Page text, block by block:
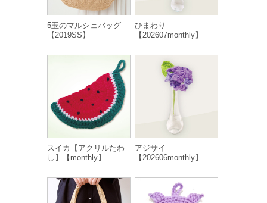
5玉のマルシェバッグ
【2019SS】
ひまわり
【202607monthly】
スイカ【アクリルたわ
し】【monthly】
アジサイ
【202606monthly】